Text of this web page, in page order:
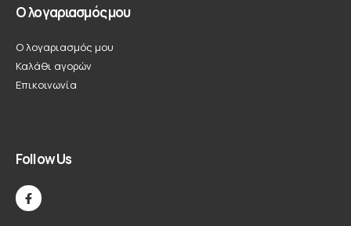
Ο λογαριασμός μου
Ο λογαριασμός μου
Καλάθι αγορών
Επικοινωνία
Follow Us